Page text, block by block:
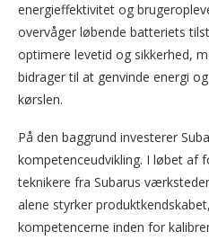
energieffektivitet og
overvåger løbende batteriets
optimere levetid og sikkerhed,
bidrager til at genvinde energi
kørslen.
På den baggrund investerer
kompetenceudvikling. I løbet af
teknikere fra Subarus
alene styrker
kompetencerne inden for